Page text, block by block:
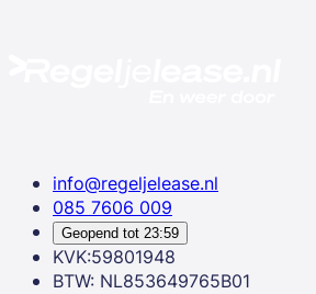
info@regeljelease.nl
085 7606 009
Geopend tot 23:59
KVK:59801948
BTW: NL853649765B01